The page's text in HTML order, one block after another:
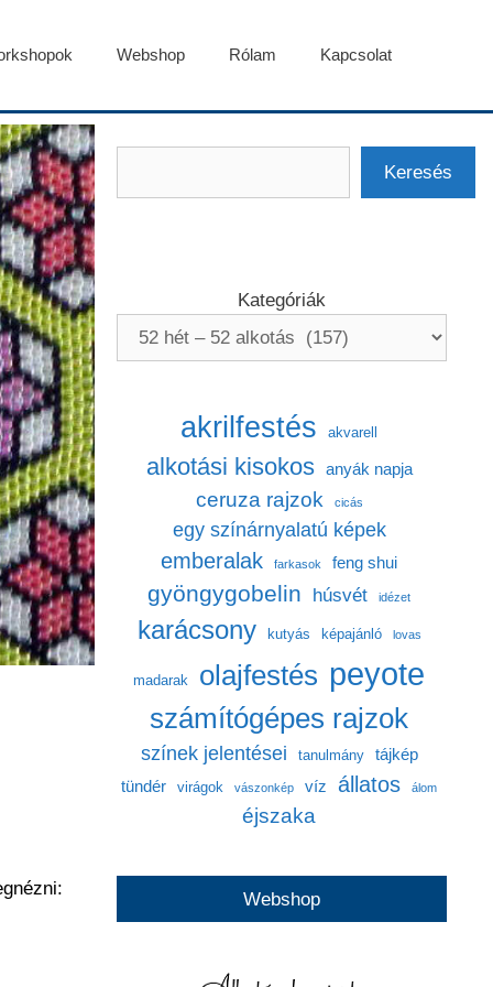
Webshop Rólam Kapcsolat
Keresés
Kategóriák
akrilfestés akvarell
alkotási kisokos anyák napja
ceruza rajzok cicás
egy színárnyalatú képek
emberalak farkasok feng shui
gyöngygobelin húsvét idézet
karácsony kutyás képajánló lovas
madarak olajfestés peyote
számítógépes rajzok
színek jelentései tanulmány
tájkép
tündér
virágok vászonkép víz állatos álom
éjszaka
Webshop